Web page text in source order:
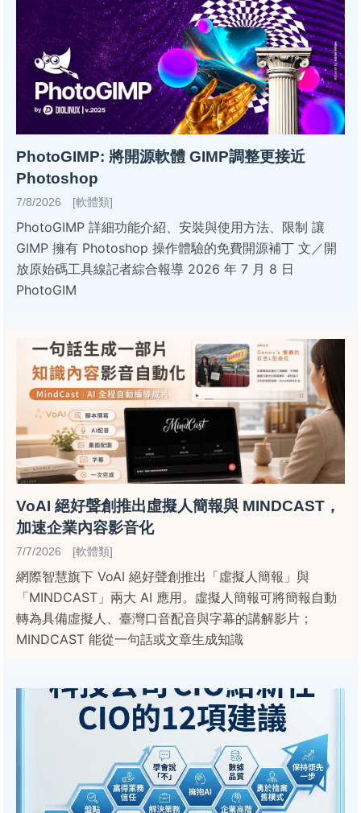
PhotoGIMP: 將開源軟體 GIMP調整更接近
Photoshop
7/8/2026 [軟體類]
PhotoGIMP 詳細功能介紹、安裝與使用方法、限制 讓
GIMP 擁有 Photoshop 操作體驗的免費開源補丁 文／開
放原始碼工具線記者綜合報導 2026 年 7 月 8 日
PhotoGIM
VoAI 絕好聲創推出虛擬人簡報與 MINDCAST，
加速企業內容影音化
7/7/2026 [軟體類]
網際智慧旗下 VoAI 絕好聲創推出「虛擬人簡報」與
「MINDCAST」兩大 AI 應用。虛擬人簡報可將簡報自動
轉為具備虛擬人、臺灣口音配音與字幕的講解影片；
MINDCAST 能從一句話或文章生成知識